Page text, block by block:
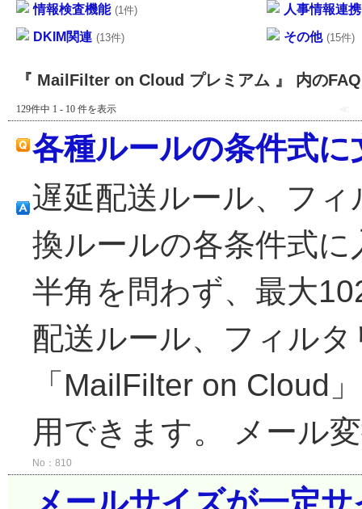
情報検査機能 (1件)
人事情報連携
DKIM関連 (13件) その他 (15件)
『 MailFilter on Cloud プレミアム 』 内のFAQ
129件中 1 - 10 件を表示 ≪
各種ルールの条件式
遅延配送ルール、フ
換ルールの各条件式
半角を問わず、最大
配送ルール、フィル
「MailFilter on Cloud
用できます。 メール
No：810